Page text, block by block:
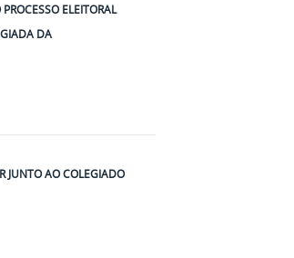
ELEITORAL
DA
JUNTO AO COLEGIADO